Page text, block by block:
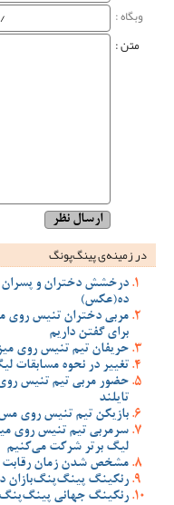
وبگاه‌ :
متن :
در زمینه‌ی پینگ‌پونگ
درخشش دختران و
ده(عکس)
مربی دختران تنیس روی
برای گفتن داریم
حریفان تیم تنیس روی
تغییر در نحوه مسابقات
حضور مربی تیم تنیس
تایلند
بازیکن تیم تنیس روی
سرمربی تیم تنیس روی
لیگ برتر شرکت می‌کنیم
مشخص شدن زمان رقابت
رنکینگ پینگ‌پنگ‌بازان
رنکینگ جهانی